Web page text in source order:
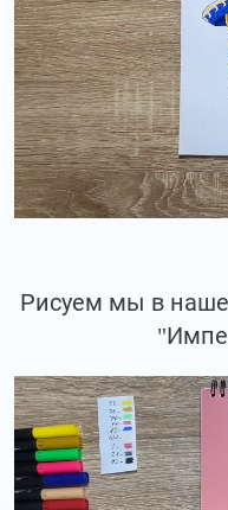
Рисуем мы в